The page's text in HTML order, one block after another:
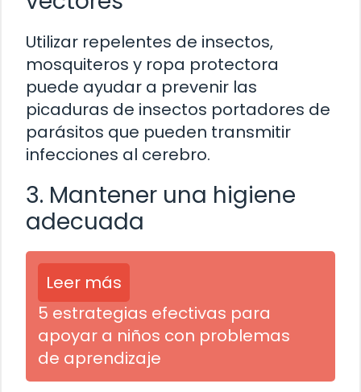
Utilizar repelentes de insectos,
mosquiteros y ropa protectora
puede ayudar a prevenir las
picaduras de insectos portadores de
parásitos que pueden transmitir
infecciones al cerebro.
3. Mantener una higiene
adecuada
Leer más
5 estrategias efectivas para
apoyar a niños con problemas
de aprendizaje